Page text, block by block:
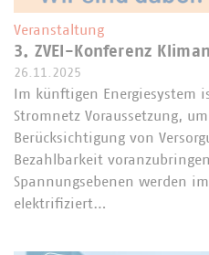
Veranstaltung
3. ZVEI-Konferenz
26.11.2025
Im künftigen Energiesystem
Stromnetz Voraussetzung,
Berücksichtigung von
Bezahlbarkeit
Spannungsebenen werden
elektrifiziert…